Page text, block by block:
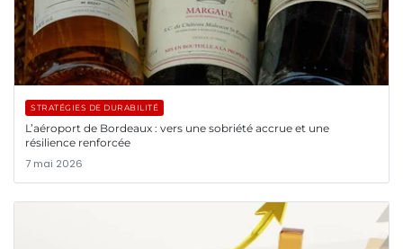
STRATÉGIES DE DURABILITÉ
L’aéroport de Bordeaux : vers une sobriété accrue et une
résilience renforcée
7 mai 2026